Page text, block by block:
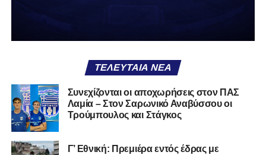
επίσης σε Εθνικό και Ζάκυνθο. Ξεκίνησε την καριέρα του
στις 26 Σεπτεμβρίου 2021.
Καλωσορίζουμε τον Βασίλη στην οικογένεια του
Σαρωνικού και του ευχόμαστε υγεία και πολλές
επιτυχίες.»
ΤΕΛΕΥΤΑΊΑ ΝΈΑ
Συνεχίζονται οι αποχωρήσεις στον ΠΑΣ
Λαμία – Στον Σαρωνικό Αναβύσσου οι
Τρούμπουλος και Στάγκος
Γ’ Εθνική: Πρεμιέρα εντός έδρας με